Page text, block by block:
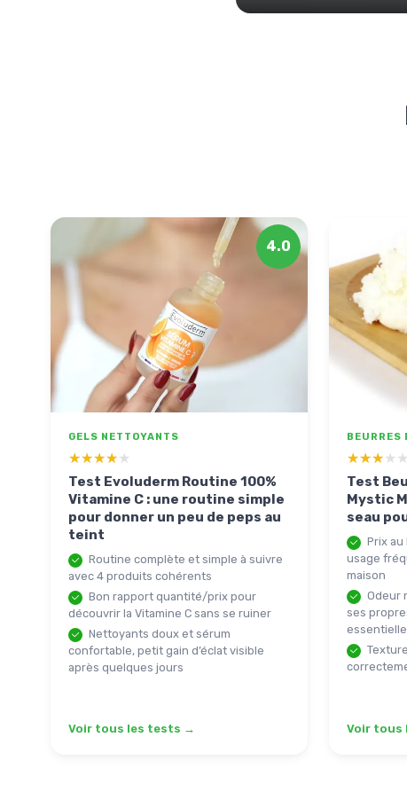
4.0
GELS NETTOYANTS
★★★★★
★★★★★
Test Evoluderm Routine 100%
Vitamine C : une routine simple
pour donner un peu de peps au
teint
Routine complète et simple à suivre
avec 4 produits cohérents
Bon rapport quantité/prix pour
découvrir la Vitamine C sans se ruiner
Nettoyants doux et sérum
confortable, petit gain d’éclat visible
après quelques jours
Voir tous les tests →
BEURRES
★★★★★
★★★★★
Test
Mystic
seau
Prix
usage
maison
Odeur
ses
Voir tous